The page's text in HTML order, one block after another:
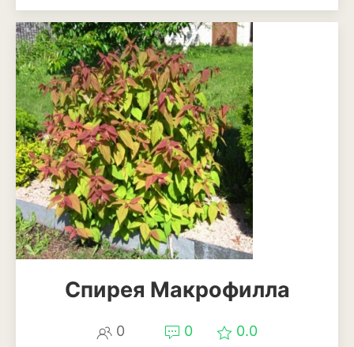
Спирея Макрофилла
0 0 0.0